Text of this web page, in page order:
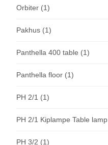
Orbiter (1)
Pakhus (1)
Panthella 400 table (1)
Panthella floor (1)
PH 2/1 (1)
PH 2/1 Kiplampe Table lamp
PH 3/2 (1)